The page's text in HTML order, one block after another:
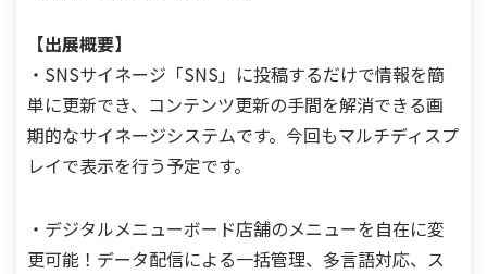
【出展概要】
・SNSサイネージ 「SNS」に投稿するだけで情報を簡
単に更新でき、 コンテンツ更新の手間を解消できる画
期的なサイネージシステムです。 今回もマルチディスプ
レイで表示を行う予定です。
・デジタルメニューボード店舗のメニューを自在に変
更可能！ データ配信による一括管理、多言語対応、ス